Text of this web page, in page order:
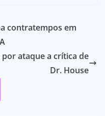
contratempos em
ataque a crítica de
Dr. House